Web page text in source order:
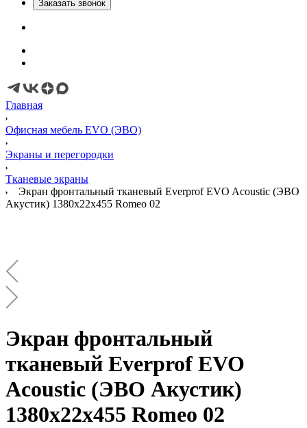
Заказать звонок
Главная
Офисная мебель EVO (ЭВО)
Экраны и перегородки
Тканевые экраны
Экран фронтальный тканевый Everprof EVO Acoustic (ЭВО
Акустик) 1380х22x455 Romeo 02
Экран фронтальный
тканевый Everprof EVO
Acoustic (ЭВО Акустик)
1380х22x455 Romeo 02